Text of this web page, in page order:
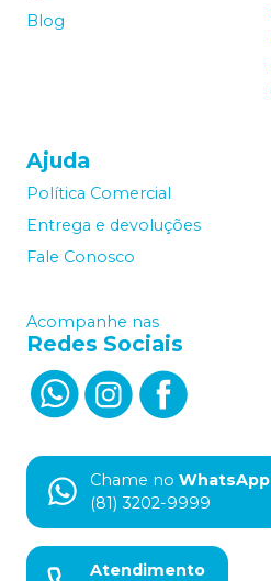
Blog
Ajuda
Política Comercial
Entrega e devoluções
Fale Conosco
Acompanhe nas
Redes Sociais
Chame no WhatsApp
(81) 3202-9999
Atendimento